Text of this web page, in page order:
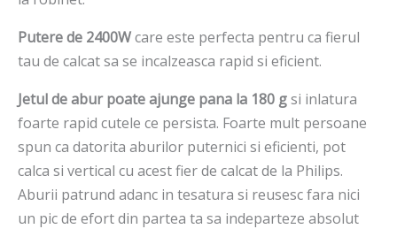
Putere de 2400Wcare este perfecta pentru ca fierul
tau de calcat sa se incalzeasca rapid si eficient.
Jetul de abur poate ajunge pana la 180 gsi inlatura
foarte rapid cutele ce persista. Foarte mult persoane
spun ca datorita aburilor puternici si eficienti, pot
calca si vertical cu acest fier de calcat de la Philips.
Aburii patrund adanc in tesatura si reusesc fara nici
un pic de efort din partea ta sa indeparteze absolut